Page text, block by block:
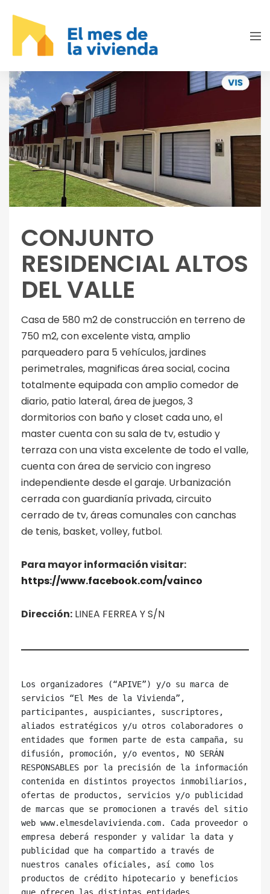
CONJUNTO
RESIDENCIAL ALTOS
DEL VALLE
Casa de 580 m2 de construcción en terreno de
750 m2, con excelente vista, amplio
parqueadero para 5 vehículos, jardines
perimetrales, magnificas área social, cocina
totalmente equipada con amplio comedor de
diario, patio lateral, área de juegos, 3
dormitorios con baño y closet cada uno, el
master cuenta con su sala de tv, estudio y
terraza con una vista excelente de todo el valle,
cuenta con área de servicio con ingreso
independiente desde el garaje. Urbanización
cerrada con guardianía privada, circuito
cerrado de tv, áreas comunales con canchas
de tenis, basket, volley, futbol.
Para mayor información visitar:
https://www.facebook.com/vainco
Dirección: LINEA FERREA Y S/N
Los organizadores (“APIVE”) y/o su marca de
servicios “El Mes de la Vivienda”,
participantes, auspiciantes, suscriptores,
aliados estratégicos y/u otros colaboradores o
entidades que formen parte de esta campaña, su
difusión, promoción, y/o eventos, NO SERÁN
RESPONSABLES por la precisión de la información
contenida en distintos proyectos inmobiliarios,
ofertas de productos, servicios y/o publicidad
de marcas que se promocionen a través del sitio
web www.elmesdelavivienda.com. Cada proveedor o
empresa deberá responder y validar la data y
publicidad que ha compartido a través de
nuestros canales oficiales, así como los
productos de crédito hipotecario y beneficios
que ofrecen las distintas entidades